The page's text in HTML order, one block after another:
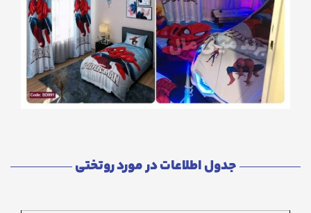
جدول اطلاعات در مورد روتختی